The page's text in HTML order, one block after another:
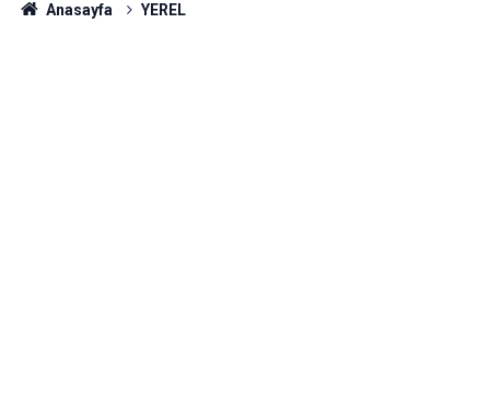
Anasayfa YEREL